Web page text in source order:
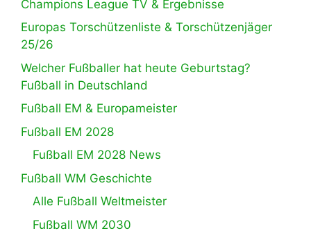
Champions League TV & Ergebnisse
Europas Torschützenliste & Torschützenjäger
25/26
Welcher Fußballer hat heute Geburtstag?
Fußball in Deutschland
Fußball EM & Europameister
Fußball EM 2028
Fußball EM 2028 News
Fußball WM Geschichte
Alle Fußball Weltmeister
Fußball WM 2030